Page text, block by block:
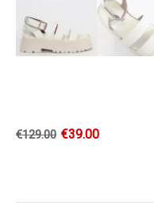
€129.00 €39.00